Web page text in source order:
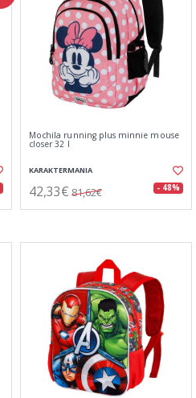
Mochila running plus minnie mouse
closer 32 l
KARAKTERMANIA
42,33€ 81,62€ - 48%